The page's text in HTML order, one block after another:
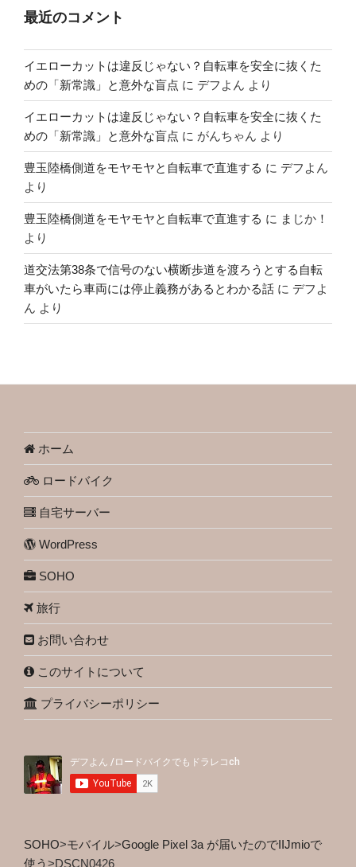
最近のコメント
イエローカットは違反じゃない？自転車を安全に抜くた
めの「新常識」と意外な盲点 に デフよん より
イエローカットは違反じゃない？自転車を安全に抜くた
めの「新常識」と意外な盲点 に がんちゃん より
豊玉陸橋側道をモヤモヤと自転車で直進する に デフよん
より
豊玉陸橋側道をモヤモヤと自転車で直進する に まじか！
より
道交法第38条で信号のない横断歩道を渡ろうとする自転
車がいたら車両には停止義務があるとわかる話 に デフよ
ん より
ホーム
ロードバイク
自宅サーバー
WordPress
SOHO
旅行
お問い合わせ
このサイトについて
プライバシーポリシー
SOHO>モバイル>Google Pixel 3a が届いたのでIIJmioで
使う >DSCN0426